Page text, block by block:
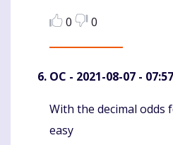
0
0
OC - 2021-08-07 - 07:57
Komentaras
With the decimal odds
easy